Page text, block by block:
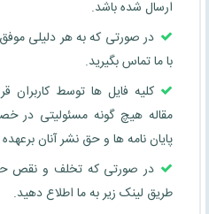
ارسال شده باشد.
در صورتی که به هر دلیلی
با ما تماس بگیرید.
کلیه فایل ها توسط
مقاله هیچ گونه مسئولیتی در
پایان نامه ها و حق نشر آنان برعهده
در صورتی که تخلف و نقص
طریق لینک زیر به ما اطلاع دهید.